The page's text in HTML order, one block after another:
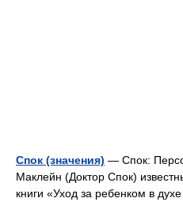
Спок (значения) — Спок:
Маклейн (Доктор Спок)
книги «Уход за ребенком в